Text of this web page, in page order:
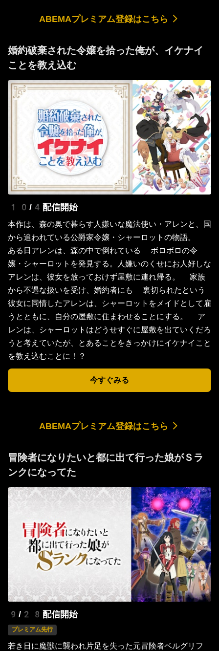
ABEMAプレミアム登録はこちら
婚約破棄された令嬢を拾った俺が、イケナイ
ことを教え込む
10/4配信開始
本作は、森の奥で暮らす⼈嫌いな魔法使い・アレンと、国
から追われている公爵家令嬢・シャーロットの物語。
ある⽇アレンは、森の中で倒れている ボロボロの令
嬢・シャーロットを発⾒する。⼈嫌いのくせにお⼈好しな
アレンは、彼⼥を放っておけず屋敷に連れ帰る。 家族
から不遇な扱いを受け、婚約者にも 裏切られたという
彼⼥に同情したアレンは、シャーロットをメイドとして雇
うとともに、自分の屋敷に住まわせることにする。 ア
レンは、シャーロットはどうせすぐに屋敷を出ていくだろ
うと考えていたが、とあることをきっかけにイケナイこと
を教え込むことに！？
今すぐみる
ABEMAプレミアム登録はこちら
冒険者になりたいと都に出て行った娘がＳラ
ンクになってた
9/28配信開始
プレミアム先行
若き日に魔獣に襲われ片足を失った元冒険者ベルグリフ